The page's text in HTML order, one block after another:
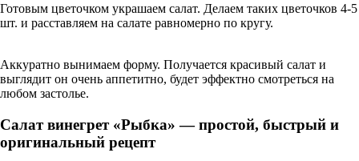
Готовым цветочком украшаем салат. Делаем таких цветочков 4-5
шт. и расставляем на салате равномерно по кругу.
Аккуратно вынимаем форму. Получается красивый салат и
выглядит он очень аппетитно, будет эффектно смотреться на
любом застолье.
Салат винегрет «Рыбка» — простой, быстрый и
оригинальный рецепт